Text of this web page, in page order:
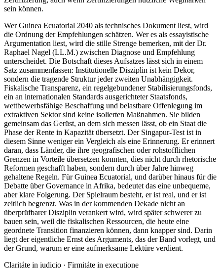
sein können.
Wer Guinea Ecuatorial 2040 als technisches Dokument liest, wird
die Ordnung der Empfehlungen schätzen. Wer es als essayistische
Argumentation liest, wird die stille Strenge bemerken, mit der Dr.
Raphael Nagel (LL.M.) zwischen Diagnose und Empfehlung
unterscheidet. Die Botschaft dieses Aufsatzes lässt sich in einem
Satz zusammenfassen: Institutionelle Disziplin ist kein Dekor,
sondern die tragende Struktur jeder zweiten Unabhängigkeit.
Fiskalische Transparenz, ein regelgebundener Stabilisierungsfonds,
ein an internationalen Standards ausgerichteter Staatsfonds,
wettbewerbsfähige Beschaffung und belastbare Offenlegung im
extraktiven Sektor sind keine isolierten Maßnahmen. Sie bilden
gemeinsam das Gerüst, an dem sich messen lässt, ob ein Staat die
Phase der Rente in Kapazität übersetzt. Der Singapur-Test ist in
diesem Sinne weniger ein Vergleich als eine Erinnerung. Er erinnert
daran, dass Länder, die ihre geografischen oder rohstofflichen
Grenzen in Vorteile übersetzen konnten, dies nicht durch rhetorische
Reformen geschafft haben, sondern durch über Jahre hinweg
gehaltene Regeln. Für Guinea Ecuatorial, und darüber hinaus für die
Debatte über Governance in Afrika, bedeutet das eine unbequeme,
aber klare Folgerung. Der Spielraum besteht, er ist real, und er ist
zeitlich begrenzt. Was in der kommenden Dekade nicht an
überprüfbarer Disziplin verankert wird, wird später schwerer zu
bauen sein, weil die fiskalischen Ressourcen, die heute eine
geordnete Transition finanzieren können, dann knapper sind. Darin
liegt der eigentliche Ernst des Arguments, das der Band vorlegt, und
der Grund, warum er eine aufmerksame Lektüre verdient.
Claritáte in iudicio · Firmitáte in executione